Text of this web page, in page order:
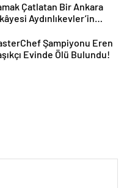
Çatlatan Bir Ankara
Aydınlıkevler’in
Şampiyonu Eren
Evinde Ölü Bulundu!